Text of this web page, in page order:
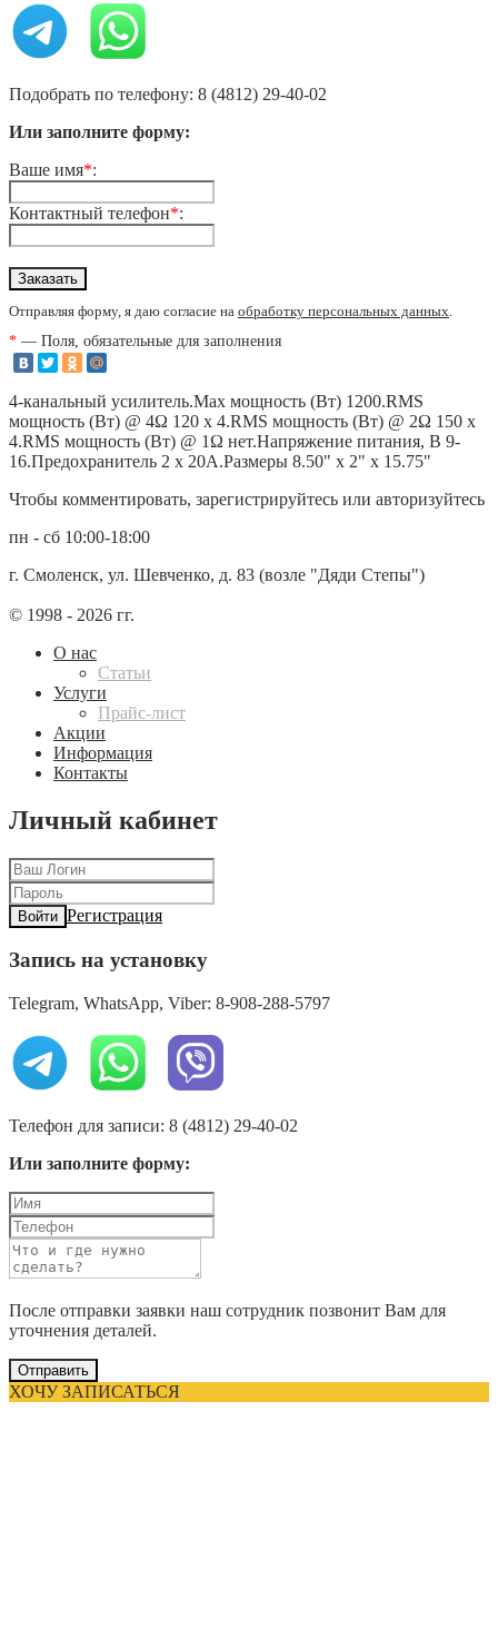
Подобрать по телефону: 8 (4812) 29-40-02
Или заполните форму:
Ваше имя*:
Контактный телефон*:
Отправляя форму, я даю согласие на обработку персональных данных.
* — Поля, обязательные для заполнения
4-канальный усилитель.Max мощность (Вт) 1200.RMS
мощность (Вт) @ 4Ω 120 x 4.RMS мощность (Вт) @ 2Ω 150 x
4.RMS мощность (Вт) @ 1Ω нет.Напряжение питания, В 9-
16.Предохранитель 2 х 20А.Размеры 8.50" x 2" х 15.75"
Чтобы комментировать, зарегистрируйтесь или авторизуйтесь
пн - сб 10:00-18:00
г. Смоленск, ул. Шевченко, д. 83 (возле "Дяди Степы")
© 1998 - 2026 гг.
О нас
Статьи
Услуги
Прайс-лист
Акции
Информация
Контакты
Личный кабинет
Войти Регистрация
Запись на установку
Telegram, WhatsApp, Viber: 8-908-288-5797
Телефон для записи: 8 (4812) 29-40-02
Или заполните форму:
После отправки заявки наш сотрудник позвонит Вам для
уточнения деталей.
Отправить
ХОЧУ ЗАПИСАТЬСЯ